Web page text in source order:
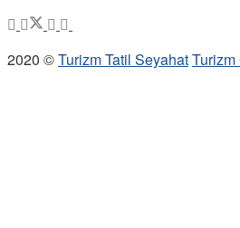
2020 ©Turizm Tatil SeyahatTurizm